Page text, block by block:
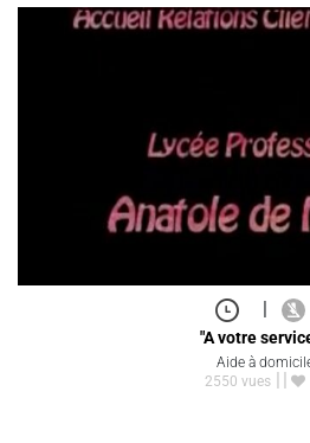
"A votre
Aide à
2550 vues